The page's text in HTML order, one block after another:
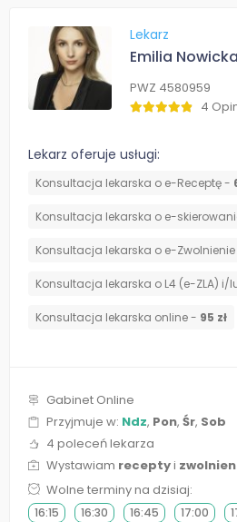
Lekarz
Emilia Nowicka
PWZ 4580959
4
Lekarz oferuje usługi:
Konsultacja lekarska o e-Receptę -
Konsultacja lekarska o e-
Konsultacja lekarska o e-
Konsultacja lekarska o L4 (e-ZLA) i/
Konsultacja lekarska online - 95 zł
Gabinet Online
Przyjmuje w: Ndz, Pon, Śr, Sob
4 poleceń lekarza
Wystawiam receptyi
Wolne terminy na dzisiaj:
16:15 16:30 16:45 17:00